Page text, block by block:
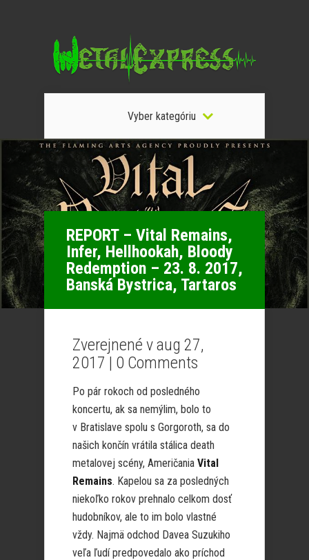
Vyber kategóriu
REPORT – Vital Remains,
Infer, Hellhookah, Bloody
Redemption – 23. 8. 2017,
Banská Bystrica, Tartaros
Zverejnené v aug 27,
2017 | 0 Comments
Po pár rokoch od posledného
koncertu, ak sa nemýlim, bolo to
v Bratislave spolu s Gorgoroth, sa do
našich končín vrátila stálica death
metalovej scény, Američania Vital
Remains. Kapelou sa za posledných
niekoľko rokov prehnalo celkom dosť
hudobníkov, ale to im bolo vlastné
vždy. Najmä odchod Davea Suzukiho
veľa ľudí predpovedalo ako príchod